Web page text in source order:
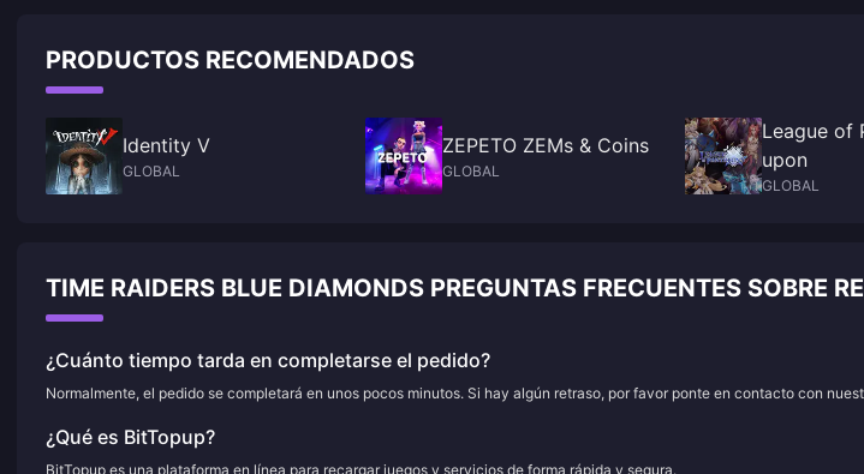
PRODUCTOS RECOMENDADOS
Identity V
GLOBAL
ZEPETO ZEMs & Coins
GLOBAL
League of
upon
GLOBAL
TIME RAIDERS BLUE DIAMONDS PREGUNTAS FRECUENTES SOBRE
¿Cuánto tiempo tarda en completarse el pedido?
Normalmente, el pedido se completará en unos pocos minutos. Si hay algún retraso, por favor ponte en contacto con
¿Qué es BitTopup?
BitTopup es una plataforma en línea para recargar juegos y servicios de forma rápida y segura.